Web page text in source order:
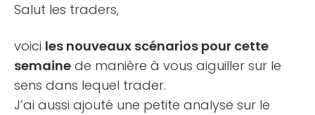
Salut les traders,
voici les nouveaux scénarios pour cette
semaine de manière à vous aiguiller sur le
sens dans lequel trader.
J’ai aussi ajouté une petite analyse sur le